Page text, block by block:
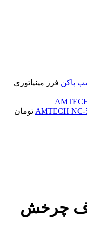
پاکن فرز مینیاتوری
تومان
چرخش